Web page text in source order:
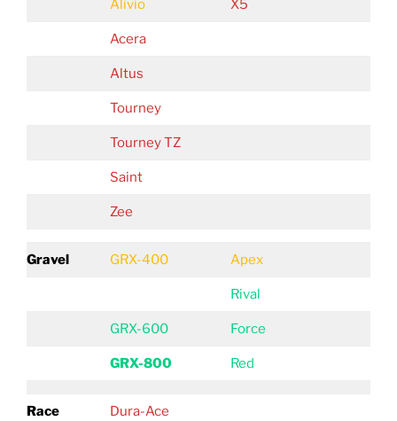
Alivio X5
Acera
Altus
Tourney
Tourney TZ
Saint
Zee
Gravel GRX-400 Apex
Rival
GRX-600 Force
GRX-800 Red
Race Dura-Ace